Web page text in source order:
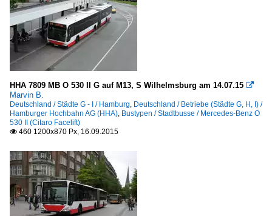
HHA 7809 MB O 530 II G auf M13, S Wilhelmsburg am 14.07.15 
Marvin B.
Deutschland / Städte G - I / Hamburg, Deutschland / Betriebe (Städte G, H, I) /
Hamburger Hochbahn AG (HHA), Bustypen / Stadtbusse / Mercedes-Benz O
530 II (Citaro Facelift)
 460 1200x870 Px, 16.09.2015